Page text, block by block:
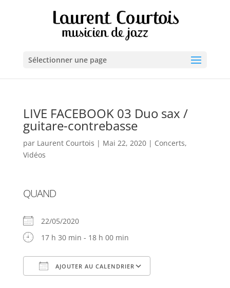
Sélectionner une page
LIVE FACEBOOK 03 Duo sax /
guitare-contrebasse
par Laurent Courtois | Mai 22, 2020| Concerts,
Vidéos
QUAND
22/05/2020
17 h 30 min - 18 h 00 min
AJOUTER AU CALENDRIER